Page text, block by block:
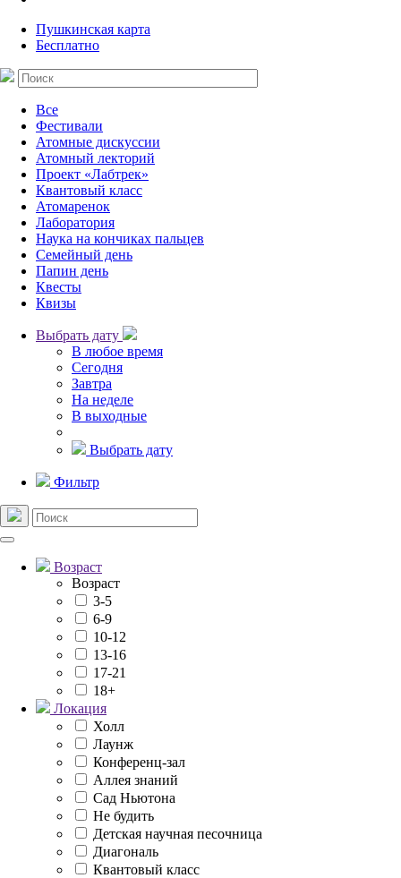
Пушкинская карта
Бесплатно
Все
Фестивали
Атомные дискуссии
Атомный лекторий
Проект «Лабтрек»
Квантовый класс
Атомаренок
Лаборатория
Наука на кончиках пальцев
Семейный день
Папин день
Квесты
Квизы
Выбрать дату
В любое время
Сегодня
Завтра
На неделе
В выходные
Выбрать дату
Фильтр
Возраст
Возраст
3-5
6-9
10-12
13-16
17-21
18+
Локация
Холл
Лаунж
Конференц-зал
Аллея знаний
Сад Ньютона
Не будить
Детская научная песочница
Диагональ
Квантовый класс